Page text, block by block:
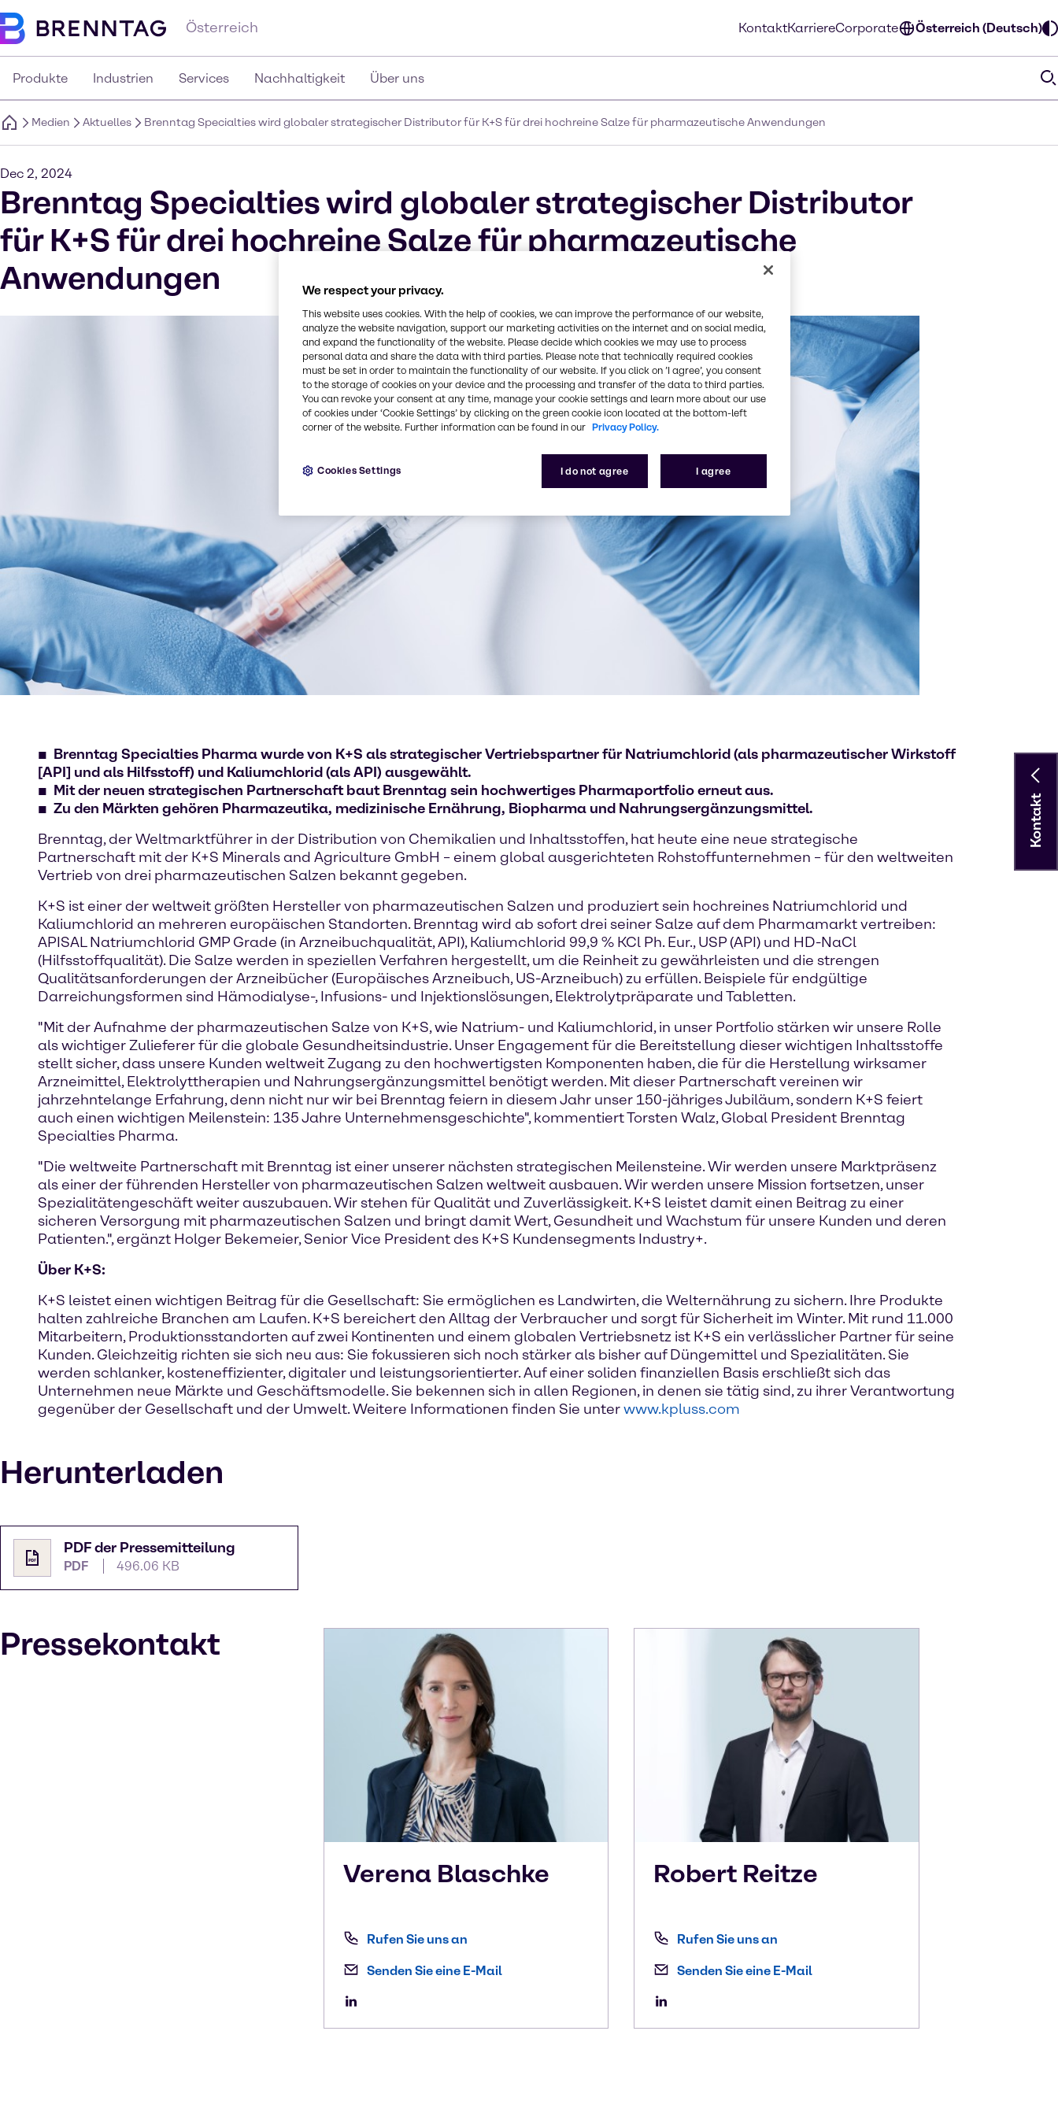
Österreich KontaktKarriereCorporate Österreich (Deutsch)
Produkte Industrien Services Nachhaltigkeit Über uns
Medien Aktuelles Brenntag Specialties wird globaler strategischer Distributor für K+S für drei hochreine Salze für pharmazeutische Anwendungen
Dec 2, 2024
Brenntag Specialties wird globaler strategischer Distributor
für K+S für drei hochreine Salze für pharmazeutische
Anwendungen
Brenntag Specialties Pharma wurde von K+S als strategischer Vertriebspartner für Natriumchlorid (als pharmazeutischer Wirkstoff
[API] und als Hilfsstoff) und Kaliumchlorid (als API) ausgewählt.
Mit der neuen strategischen Partnerschaft baut Brenntag sein hochwertiges Pharmaportfolio erneut aus.
Zu den Märkten gehören Pharmazeutika, medizinische Ernährung, Biopharma und Nahrungsergänzungsmittel.
Brenntag, der Weltmarktführer in der Distribution von Chemikalien und Inhaltsstoffen, hat heute eine neue strategische
Partnerschaft mit der K+S Minerals and Agriculture GmbH – einem global ausgerichteten Rohstoffunternehmen – für den weltweiten
Vertrieb von drei pharmazeutischen Salzen bekannt gegeben.
K+S ist einer der weltweit größten Hersteller von pharmazeutischen Salzen und produziert sein hochreines Natriumchlorid und
Kaliumchlorid an mehreren europäischen Standorten. Brenntag wird ab sofort drei seiner Salze auf dem Pharmamarkt vertreiben:
APISAL Natriumchlorid GMP Grade (in Arzneibuchqualität, API), Kaliumchlorid 99,9 % KCl Ph. Eur., USP (API) und HD-NaCl
(Hilfsstoffqualität). Die Salze werden in speziellen Verfahren hergestellt, um die Reinheit zu gewährleisten und die strengen
Qualitätsanforderungen der Arzneibücher (Europäisches Arzneibuch, US-Arzneibuch) zu erfüllen. Beispiele für endgültige
Darreichungsformen sind Hämodialyse-, Infusions- und Injektionslösungen, Elektrolytpräparate und Tabletten.
"Mit der Aufnahme der pharmazeutischen Salze von K+S, wie Natrium- und Kaliumchlorid, in unser Portfolio stärken wir unsere Rolle
als wichtiger Zulieferer für die globale Gesundheitsindustrie. Unser Engagement für die Bereitstellung dieser wichtigen Inhaltsstoffe
stellt sicher, dass unsere Kunden weltweit Zugang zu den hochwertigsten Komponenten haben, die für die Herstellung wirksamer
Arzneimittel, Elektrolyttherapien und Nahrungsergänzungsmittel benötigt werden. Mit dieser Partnerschaft vereinen wir
jahrzehntelange Erfahrung, denn nicht nur wir bei Brenntag feiern in diesem Jahr unser 150-jähriges Jubiläum, sondern K+S feiert
auch einen wichtigen Meilenstein: 135 Jahre Unternehmensgeschichte", kommentiert Torsten Walz, Global President Brenntag
Specialties Pharma.
"Die weltweite Partnerschaft mit Brenntag ist einer unserer nächsten strategischen Meilensteine. Wir werden unsere Marktpräsenz
als einer der führenden Hersteller von pharmazeutischen Salzen weltweit ausbauen. Wir werden unsere Mission fortsetzen, unser
Spezialitätengeschäft weiter auszubauen. Wir stehen für Qualität und Zuverlässigkeit. K+S leistet damit einen Beitrag zu einer
sicheren Versorgung mit pharmazeutischen Salzen und bringt damit Wert, Gesundheit und Wachstum für unsere Kunden und deren
Patienten.", ergänzt Holger Bekemeier, Senior Vice President des K+S Kundensegments Industry+.
Über K+S:
K+S leistet einen wichtigen Beitrag für die Gesellschaft: Sie ermöglichen es Landwirten, die Welternährung zu sichern. Ihre Produkte
halten zahlreiche Branchen am Laufen. K+S bereichert den Alltag der Verbraucher und sorgt für Sicherheit im Winter. Mit rund 11.000
Mitarbeitern, Produktionsstandorten auf zwei Kontinenten und einem globalen Vertriebsnetz ist K+S ein verlässlicher Partner für seine
Kunden. Gleichzeitig richten sie sich neu aus: Sie fokussieren sich noch stärker als bisher auf Düngemittel und Spezialitäten. Sie
werden schlanker, kosteneffizienter, digitaler und leistungsorientierter. Auf einer soliden finanziellen Basis erschließt sich das
Unternehmen neue Märkte und Geschäftsmodelle. Sie bekennen sich in allen Regionen, in denen sie tätig sind, zu ihrer Verantwortung
gegenüber der Gesellschaft und der Umwelt. Weitere Informationen finden Sie unterwww.kpluss.com
Herunterladen
PDF der Pressemitteilung
PDF 496.06 KB
Pressekontakt
Verena Blaschke
Rufen Sie uns an
Senden Sie eine E-Mail
Robert Reitze
Rufen Sie uns an
Senden Sie eine E-Mail
Kontakt
We respect your privacy.
This website uses cookies. With the help of cookies, we can improve the performance of our website,
analyze the website navigation, support our marketing activities on the internet and on social media,
and expand the functionality of the website. Please decide which cookies we may use to process
personal data and share the data with third parties. Please note that technically required cookies
must be set in order to maintain the functionality of our website. If you click on ’I agree’, you consent
to the storage of cookies on your device and the processing and transfer of the data to third parties.
You can revoke your consent at any time, manage your cookie settings and learn more about our use
of cookies under ‘Cookie Settings’ by clicking on the green cookie icon located at the bottom-left
corner of the website. Further information can be found in our Privacy Policy.
I do not agree I agree
Cookies Settings